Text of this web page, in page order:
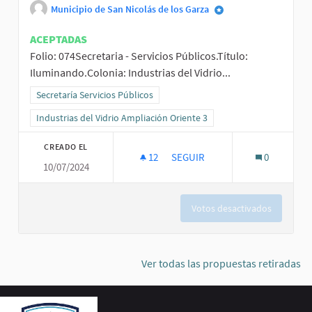
Municipio de San Nicolás de los Garza
ACEPTADAS
Folio: 074Secretaria - Servicios Públicos.Título:
Iluminando.Colonia: Industrias del Vidrio...
Resultados al filtrar por la categoría: Secretaría Servicios Públicos
Secretaría Servicios Públicos
Resultados al filtrar por el ámbito: Industrias del Vidrio
Industrias del Vidrio Ampliación Oriente 3
CREADO EL
10/07/2024
12 12 SEGUIDORAS
SEGUIR 0
Votos desactivados
Ver todas las propuestas retiradas